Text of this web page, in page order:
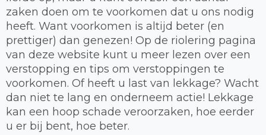
zaken doen om te voorkomen dat u ons nodig
heeft. Want voorkomen is altijd beter (en
prettiger) dan genezen! Op de riolering pagina
van deze website kunt u meer lezen over een
verstopping en tips om verstoppingen te
voorkomen. Of heeft u last van lekkage? Wacht
dan niet te lang en onderneem actie! Lekkage
kan een hoop schade veroorzaken, hoe eerder
u er bij bent, hoe beter.